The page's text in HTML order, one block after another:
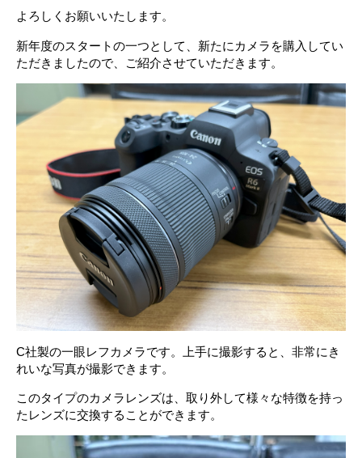
よろしくお願いいたします。
新年度のスタートの一つとして、新たにカメラを購入してい
ただきましたので、ご紹介させていただきます。
C社製の一眼レフカメラです。上手に撮影すると、非常にき
れいな写真が撮影できます。
このタイプのカメラレンズは、取り外して様々な特徴を持っ
たレンズに交換することができます。